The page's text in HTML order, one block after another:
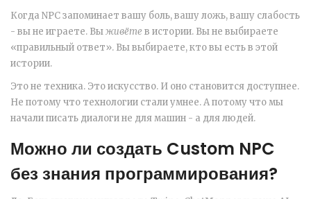
Когда NPC запоминает вашу боль, вашу ложь, вашу слабость
- вы не играете. Выживёте в истории. Вы не выбираете
«правильный ответ». Вы выбираете, кто вы есть в этой
истории.
Это не техника. Это искусство. И оно становится доступнее.
Не потому что технологии стали умнее. А потому что мы
начали писать диалоги не для машин - а для людей.
Можно ли создать Custom NPC
без знания программирования?